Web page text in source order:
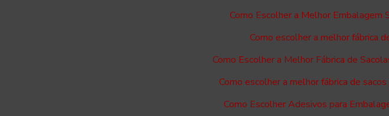
Como Escolher a Melhor Embalagem
Como escolher a melhor fábrica
Como Escolher a Melhor Fábrica de
Como escolher a melhor fábrica de
Como Escolher Adesivos para